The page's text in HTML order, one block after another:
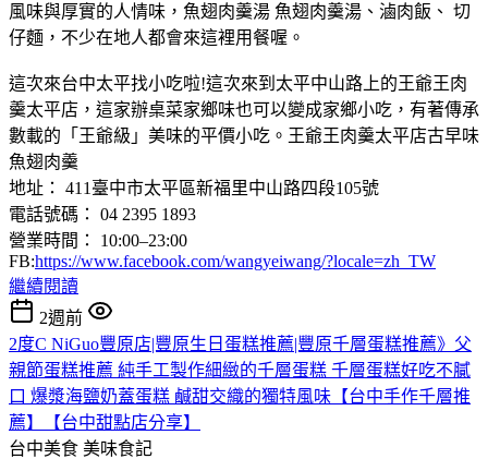
風味與厚實的人情味，魚翅肉羹湯 魚翅肉羹湯、滷肉飯、 切
仔麵，不少在地人都會來這裡用餐喔。
這次來台中太平找小吃啦!這次來到太平中山路上的王爺王肉
羹太平店，這家辦桌菜家鄉味也可以變成家鄉小吃，有著傳承
數載的「王爺級」美味的平價小吃。王爺王肉羹太平店古早味
魚翅肉羹
地址： 411臺中市太平區新福里中山路四段105號
電話號碼： 04 2395 1893
營業時間： 10:00–23:00
FB:https://www.facebook.com/wangyeiwang/?locale=zh_TW
繼續閱讀
2週前
2度C NiGuo豐原店|豐原生日蛋糕推薦|豐原千層蛋糕推薦》父
親節蛋糕推薦 純手工製作細緻的千層蛋糕 千層蛋糕好吃不膩
口 爆漿海鹽奶蓋蛋糕 鹹甜交織的獨特風味【台中手作千層推
薦】【台中甜點店分享】
台中美食 美味食記